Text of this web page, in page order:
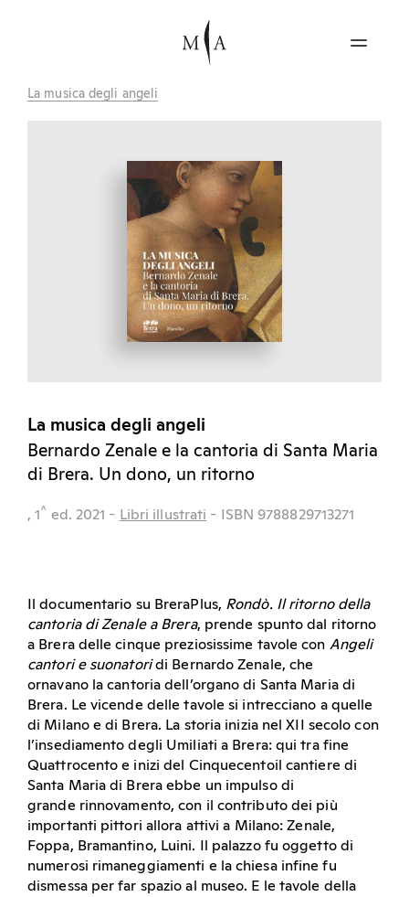
La musica degli angeli
La musica degli angeli
Bernardo Zenale e la cantoria di Santa Maria
di Brera. Un dono, un ritorno
, 1^ ed. 2021 - Libri illustrati - ISBN 9788829713271
Il documentario su BreraPlus, Rondò. Il ritorno della
cantoria di Zenale a Brera, prende spunto dal ritorno
a Brera delle cinque preziosissime tavolecon Angeli
cantori e suonatoridi Bernardo Zenale, che
ornavano la cantoria dell’organo di Santa Maria di
Brera. Le vicende delle tavole si intrecciano a quelle
di Milano e di Brera. La storia inizia nel XII secolo con
l’insediamento degli Umiliatia Brera: qui tra fine
Quattrocento e inizi del Cinquecentoil cantiere di
Santa Maria di Brera ebbe un impulso di
grande rinnovamento, con il contributo dei più
importanti pittori allora attivi a Milano: Zenale,
Foppa, Bramantino, Luini.
Il palazzo fu oggetto di
numerosi rimaneggiamenti e la chiesa infine fu
dismessa per far spazio al museo. E le tavole della